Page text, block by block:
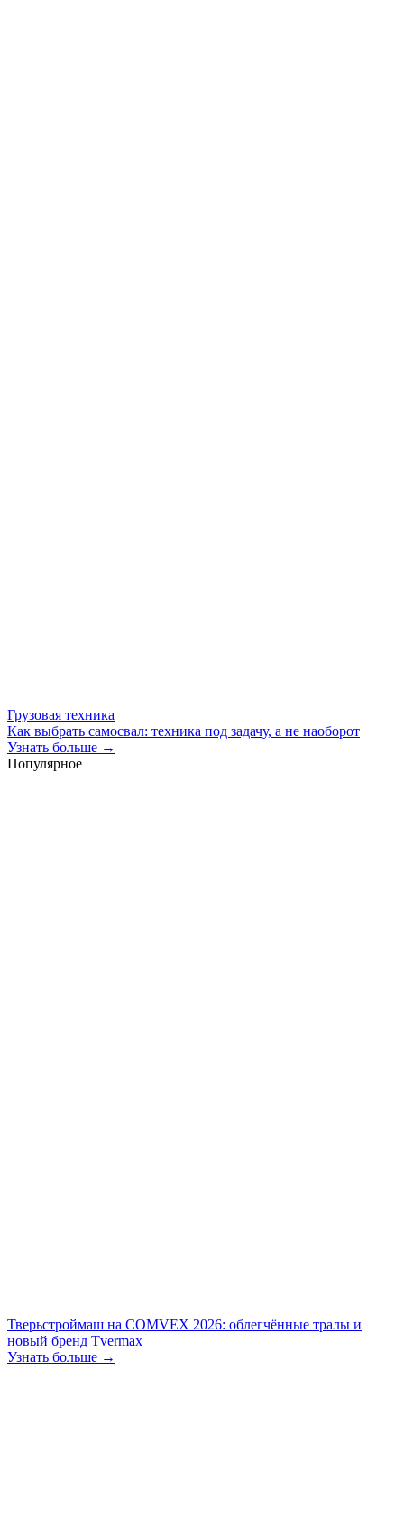
Грузовая техника
Как выбрать самосвал: техника под задачу, а не наоборот
Узнать больше →
Популярное
Тверьстроймаш на COMVEX 2026: облегчённые тралы и
новый бренд Tvermax
Узнать больше →